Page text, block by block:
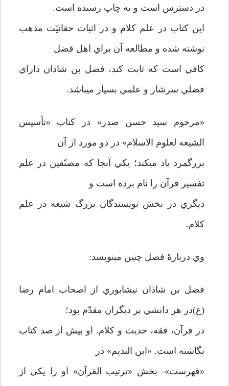
در دسترس است و به چاپ رسيده است.
اين كتاب در علم كلام و در اثبات حقانيّت مذهب
نوشته شده و مطالعه آن براي اهل فضل
كافي است كه ثابت كند، فضل بن شاذان داراي
فضلي سرشار و علمي بسيار مي­باشد.
«مرحوم سيد حسن صدر» در كتاب «تأسيس
الشيعه لعلوم الاسلام» در دو مورد از آن
بزرگمرد ياد مي­كند؛ يكي آنجا كه مصنّفين در علم
تفسير قرآن را نام برده است و
ديگري در بخش نويسندگان بزرگ شيعه در علم
كلام.
وي دربارۀ فضل چنين مي­نويسد:
فضل بن شاذان نيشابوري از اصحاب امام رضا
(ع)در هر دانشي بر ديگران مقدّم بود؛
در قرآن، فقه، حديث و كلام. او بيش از صد كتاب
نگاشته است. «ابن النديم» در
«فهرست»- بخش «ترتيب القرآن» او را يكي از